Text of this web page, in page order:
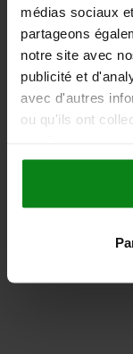
médias sociaux
partageons
notre site avec
publicité et
avec d'autres
ou qu'ils ont
Tube clamp joint,